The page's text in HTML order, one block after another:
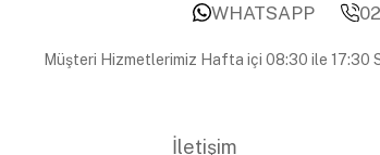
WHATSAPP
Müşteri Hizmetlerimiz Hafta içi 08:30 ile 17:30
İletişim